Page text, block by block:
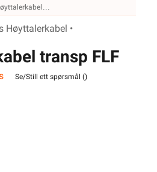
Høyttalerkabel •
transp FLF
Se/Still ett spørsmål ()